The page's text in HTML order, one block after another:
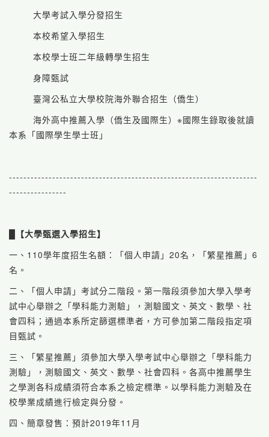
大學考試入學分發招生
本校希望入學招生
本校學士班二年級轉學生招生
身障甄試
臺灣公私立大學校院海外聯合招生（僑生）
海外高中推薦入學（僑生及國際生）※國際生錄取後就讀
本系「國際學生學士班」
---------------------------------------------------------------------
----------------
【大學甄選入學招生】
一、110學年度招生名額：「個人申請」20名，「繁星推薦」6
名。
二、「個人申請」考試分二階段。第一階段須參加大學入學考
試中心舉辦之「學科能力測驗」，測驗國文、英文、數學、社
會四科；通過本系所定篩選標準者，方可參加第二階段指定項
目甄試。
三、「繁星推薦」須參加大學入學考試中心舉辦之「學科能力
測驗」，測驗國文、英文、數學、社會四科。各高中推薦學生
之學測各科成績須符合本系之檢定標準。以學科能力測驗及在
校學業成績進行檢定與分發。
四、簡章發售：預計2019年11月